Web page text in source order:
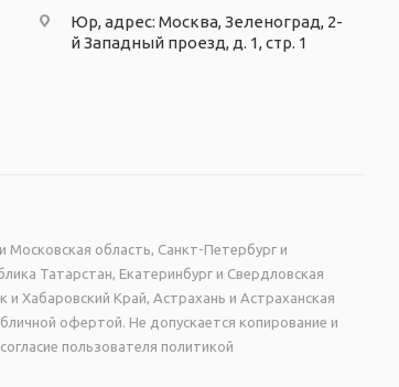
Юр, адрес: Москва, Зеленоград, 2-
й Западный проезд, д. 1, стр. 1
область, Санкт-Петербург и
Татарстан, Екатеринбург и Свердловская
Хабаровский Край, Астрахань и Астраханская
офертой. Не допускается копирование и
пользователя политикой